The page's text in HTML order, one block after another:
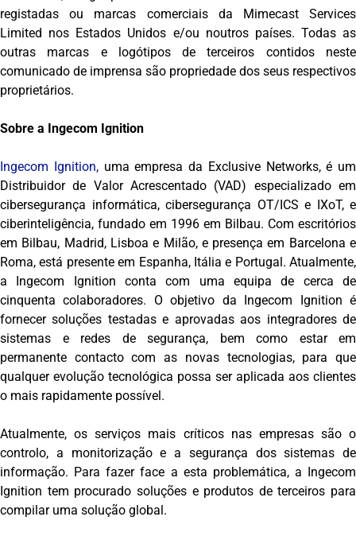
registadas ou marcas comerciais da Mimecast Services
Limited nos Estados Unidos e/ou noutros países. Todas as
outras marcas e logótipos de terceiros contidos neste
comunicado de imprensa são propriedade dos seus respectivos
proprietários.
Sobre a Ingecom Ignition
Ingecom Ignition,uma empresa da Exclusive Networks, é um
Distribuidor de Valor Acrescentado (VAD) especializado em
cibersegurança informática, cibersegurança OT/ICS e IXoT, e
ciberinteligência, fundado em 1996 em Bilbau. Com escritórios
em Bilbau, Madrid, Lisboa e Milão, e presença em Barcelona e
Roma, está presente em Espanha, Itália e Portugal. Atualmente,
a Ingecom Ignition conta com uma equipa de cerca de
cinquenta colaboradores. O objetivo da Ingecom Ignition é
fornecer soluções testadas e aprovadas aos integradores de
sistemas e redes de segurança, bem como estar em
permanente contacto com as novas tecnologias, para que
qualquer evolução tecnológica possa ser aplicada aos clientes
o mais rapidamente possível.
Atualmente, os serviços mais críticos nas empresas são o
controlo, a monitorização e a segurança dos sistemas de
informação. Para fazer face a esta problemática, a Ingecom
Ignition tem procurado soluções e produtos de terceiros para
compilar uma solução global.